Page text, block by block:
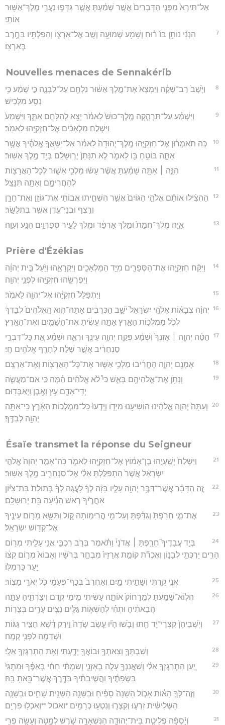
אַל־תִּירָא֙ מִפְּנֵ֤י הַדְּבָרִים֙ אֲשֶׁ֣ר שָׁמַ֔עְתָּ אֲשֶׁ֧ר גִּדְּפ֛וּ נַעֲרֵ֥י מֶלֶךְ־אַשּׁ֖וּר
אוֹתִֽי׃
7
הִנְנִ֨י נוֹתֵ֥ן בּוֹ֙ ר֔וּחַ וְשָׁמַ֥ע שְׁמוּעָ֖ה וְשָׁ֣ב אֶל־אַרְצ֑וֹ וְהִפַּלְתִּ֥יו בַּחֶ֖רֶב
בְּאַרְצֽוֹ׃
Nouvelles menaces de Sennakérib
8
וַיָּ֙שָׁב֙ רַב־שָׁקֵ֔ה וַיִּמְצָא֙ אֶת־מֶ֣לֶךְ אַשּׁ֔וּר נִלְחָ֖ם עַל־לִבְנָ֑ה כִּ֣י שָׁמַ֔ע כִּ֥י
נָסַ֖ע מִלָּכִֽישׁ׃
9
וַיִּשְׁמַ֗ע עַל־תִּרְהָ֤קָה מֶֽלֶךְ־כּוּשׁ֙ לֵאמֹ֔ר יָצָ֖א לְהִלָּחֵ֣ם אִתָּ֑ךְ וַיִּשְׁמַע֙
וַיִּשְׁלַ֣ח מַלְאָכִ֔ים אֶל־חִזְקִיָּ֖הוּ לֵאמֹֽר׃
10
כֹּ֣ה תֹאמְר֗וּן אֶל־חִזְקִיָּ֤הוּ מֶֽלֶךְ־יְהוּדָה֙ לֵאמֹ֔ר אַל־יַשִּֽׁאֲךָ֣ אֱלֹהֶ֔יךָ אֲשֶׁ֥ר
אַתָּ֛ה בּוֹטֵ֥חַ בּ֖וֹ לֵאמֹ֑ר לֹ֤א תִנָּתֵן֙ יְר֣וּשָׁלִַ֔ם בְּיַ֖ד מֶ֥לֶךְ אַשּֽׁוּר׃
11
הִנֵּ֣ה ׀ אַתָּ֣ה שָׁמַ֗עְתָּ אֲשֶׁ֨ר עָשׂ֜וּ מַלְכֵ֥י אַשּׁ֛וּר לְכָל־הָאֲרָצ֖וֹת
לְהַחֲרִימָ֑ם וְאַתָּ֖ה תִּנָּצֵֽל׃
12
הַהִצִּ֨ילוּ אוֹתָ֜ם אֱלֹהֵ֤י הַגּוֹיִם֙ אֲשֶׁ֣ר הִשְׁחִ֣יתוּ אֲבוֹתַ֔י אֶת־גּוֹזָ֖ן וְאֶת־חָרָ֑ן
וְרֶ֥צֶף וּבְנֵי־עֶ֖דֶן אֲשֶׁ֥ר בִּתְלַשָּֽׂר׃
13 אַיֵּ֤ה מֶֽלֶךְ־חֲמָת֙ וּמֶ֣לֶךְ אַרְפָּ֔ד וּמֶ֖לֶךְ לָעִ֣יר סְפַרְוָ֑יִם הֵנַ֖ע וְעִוָּֽה׃
Prière d'Ézékias
14
וַיִּקַּ֨ח חִזְקִיָּ֧הוּ אֶת־הַסְּפָרִ֛ים מִיַּ֥ד הַמַּלְאָכִ֖ים וַיִּקְרָאֵ֑הוּ וַיַּ֙עַל֙ בֵּ֣ית יְהוָ֔ה
וַיִּפְרְשֵׂ֥הוּ חִזְקִיָּ֖הוּ לִפְנֵ֥י יְהוָֽה׃
15 וַיִּתְפַּלֵּל֙ חִזְקִיָּ֔הוּ אֶל־יְהוָ֖ה לֵאמֹֽר׃
16
יְהוָ֨ה צְבָא֜וֹת אֱלֹהֵ֤י יִשְׂרָאֵל֙ יֹשֵׁ֣ב הַכְּרֻבִ֔ים אַתָּה־ה֤וּא הָֽאֱלֹהִים֙ לְבַדְּךָ֔
לְכֹ֖ל מַמְלְכ֣וֹת הָאָ֑רֶץ אַתָּ֣ה עָשִׂ֔יתָ אֶת־הַשָּׁמַ֖יִם וְאֶת־הָאָֽרֶץ׃
17
הַטֵּ֨ה יְהוָ֤ה ׀ אָזְנְךָ֙ וּֽשְׁמָ֔ע פְּקַ֧ח יְהוָ֛ה עֵינֶ֖ךָ וּרְאֵ֑ה וּשְׁמַ֗ע אֵ֚ת כָּל־דִּבְרֵ֣י
סַנְחֵרִ֔יב אֲשֶׁ֣ר שָׁלַ֔ח לְחָרֵ֖ף אֱלֹהִ֥ים חָֽי׃
18 אָמְנָ֖ם יְהוָ֑ה הֶחֱרִ֜יבוּ מַלְכֵ֥י אַשּׁ֛וּר אֶת־כָּל־הָאֲרָצ֖וֹת וְאֶת־אַרְצָֽם׃
19
וְנָתֹ֥ן אֶת־אֱלֹהֵיהֶ֖ם בָּאֵ֑שׁ כִּי֩ לֹ֨א אֱלֹהִ֜ים הֵ֗מָּה כִּ֣י אִם־מַעֲשֵׂ֧ה
יְדֵֽי־אָדָ֛ם עֵ֥ץ וָאֶ֖בֶן וַֽיְאַבְּדֽוּם׃
20
וְעַתָּה֙ יְהוָ֣ה אֱלֹהֵ֔ינוּ הוֹשִׁיעֵ֖נוּ מִיָד֑וֹ וְיֵֽדְעוּ֙ כָּל־מַמְלְכ֣וֹת הָאָ֔רֶץ כִּֽי־אַתָּ֥ה
יְהוָ֖ה לְבַדֶּֽךָ׃
Ésaïe transmet la réponse du Seigneur
21
וַיִּשְׁלַח֙ יְשַֽׁעְיָ֣הוּ בֶן־אָמ֔וֹץ אֶל־חִזְקִיָּ֖הוּ לֵאמֹ֑ר כֹּֽה־אָמַ֤ר יְהוָה֙ אֱלֹהֵ֣י
יִשְׂרָאֵ֔ל אֲשֶׁר֙ הִתְפַּלַּ֣לְתָּ אֵלַ֔י אֶל־סַנְחֵרִ֖יב מֶ֥לֶךְ אַשּֽׁוּר׃
22
זֶ֣ה הַדָּבָ֔ר אֲשֶׁר־דִּבֶּ֥ר יְהוָ֖ה עָלָ֑יו בָּזָ֨ה לְךָ֜ לָעֲגָ֣ה לְךָ֗ בְּתוּלַת֙ בַּת־צִיּ֔וֹן
אַחֲרֶ֙יךָ֙ רֹ֣אשׁ הֵנִ֔יעָה בַּ֖ת יְרוּשָׁלִָֽם׃
23
אֶת־מִ֤י חֵרַ֙פְתָּ֙ וְגִדַּ֔פְתָּ וְעַל־מִ֖י הֲרִימ֣וֹתָה קּ֑וֹל וַתִּשָּׂ֥א מָר֛וֹם עֵינֶ֖יךָ
אֶל־קְד֥וֹשׁ יִשְׂרָאֵֽל׃
24
בְּיַ֣ד עֲבָדֶיךָ֮ חֵרַ֣פְתָּ ׀ אֲדֹנָי֒ וַתֹּ֗אמֶר בְּרֹ֥ב רִכְבִּ֛י אֲנִ֥י עָלִ֛יתִי מְר֥וֹם
הָרִ֖ים יַרְכְּתֵ֣י לְבָנ֑וֹן וְאֶכְרֹ֞ת קוֹמַ֤ת אֲרָזָיו֙ מִבְחַ֣ר בְּרֹשָׁ֔יו וְאָבוֹא֙ מְר֣וֹם קִצּ֔וֹ
יַ֖עַר כַּרְמִלּֽוֹ׃
25 אֲנִ֥י קַ֖רְתִּי וְשָׁתִ֣יתִי מָ֑יִם וְאַחְרִב֙ בְּכַף־פְּעָמַ֔י כֹּ֖ל יְאֹרֵ֥י מָצֽוֹר׃
26
הֲלֽוֹא־שָׁמַ֤עְתָּ לְמֵֽרָחוֹק֙ אוֹתָ֣הּ עָשִׂ֔יתִי מִ֥ימֵי קֶ֖דֶם וִיצַרְתִּ֑יהָ עַתָּ֣ה
הֲבֵאתִ֔יהָ וּתְהִ֗י לְהַשְׁא֛וֹת גַּלִּ֥ים נִצִּ֖ים עָרִ֥ים בְּצֻרֽוֹת׃
27
וְיֹֽשְׁבֵיהֶן֙ קִצְרֵי־יָ֔ד חַ֖תּוּ וָבֹ֑שׁוּ הָי֞וּ עֵ֤שֶׂב שָׂדֶה֙ וִ֣ירַק דֶּ֔שֶׁא חֲצִ֣יר גַּגּ֔וֹת
וּשְׁדֵמָ֖ה לִפְנֵ֥י קָמָֽה׃
28 וְשִׁבְתְּךָ֛ וְצֵאתְךָ֥ וּבוֹאֲךָ֖ יָדָ֑עְתִּי וְאֵ֖ת הִֽתְרַגֶּזְךָ֥ אֵלָֽי׃
29
יַ֚עַן הִתְרַגֶּזְךָ֣ אֵלַ֔י וְשַׁאֲנַנְךָ֖ עָלָ֣ה בְאָזְנָ֑י וְשַׂמְתִּ֨י חַחִ֜י בְּאַפֶּ֗ךָ וּמִתְגִּי֙
בִּשְׂפָתֶ֔יךָ וַהֲשִׁ֣יבֹתִ֔יךָ בַּדֶּ֖רֶךְ אֲשֶׁר־בָּ֥אתָ בָּֽהּ׃
30
וְזֶה־לְּךָ֣ הָא֔וֹת אָכ֤וֹל הַשָּׁנָה֙ סָפִ֔יחַ וּבַשָּׁנָ֥ה הַשֵּׁנִ֖ית שָׁחִ֑יס וּבַשָּׁנָ֣ה
הַשְּׁלִישִׁ֗ית זִרְע֧וּ וְקִצְר֛וּ וְנִטְע֥וּ כְרָמִ֖ים *ואכול **וְאִכְל֥וּ פִרְיָֽם׃
31 וְיָ֨סְפָ֜ה פְּלֵיטַ֧ת בֵּית־יְהוּדָ֛ה הַנִּשְׁאָרָ֖ה שֹׁ֣רֶשׁ לְמָ֑טָּה וְעָשָׂ֥ה פְרִ֖י